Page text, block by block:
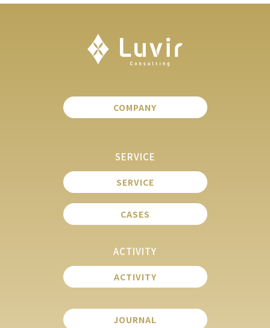
COMPANY
SERVICE
SERVICE
CASES
ACTIVITY
ACTIVITY
JOURNAL